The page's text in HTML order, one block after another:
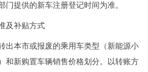
门提供的新车注册登记时间为准。
补贴方式
本市或报废的乘用车类型（新能源小
和新购置车辆销售价格划分。以转账方